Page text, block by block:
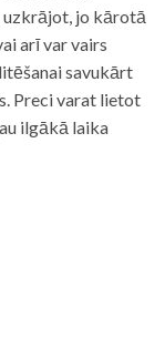
uzkrājot, jo kārotā
arī var vairs
savukārt
Preci varat lietot
ilgākā laika